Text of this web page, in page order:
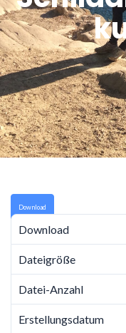
Download
Download
Dateigröße
Datei-Anzahl
Erstellungsdatum